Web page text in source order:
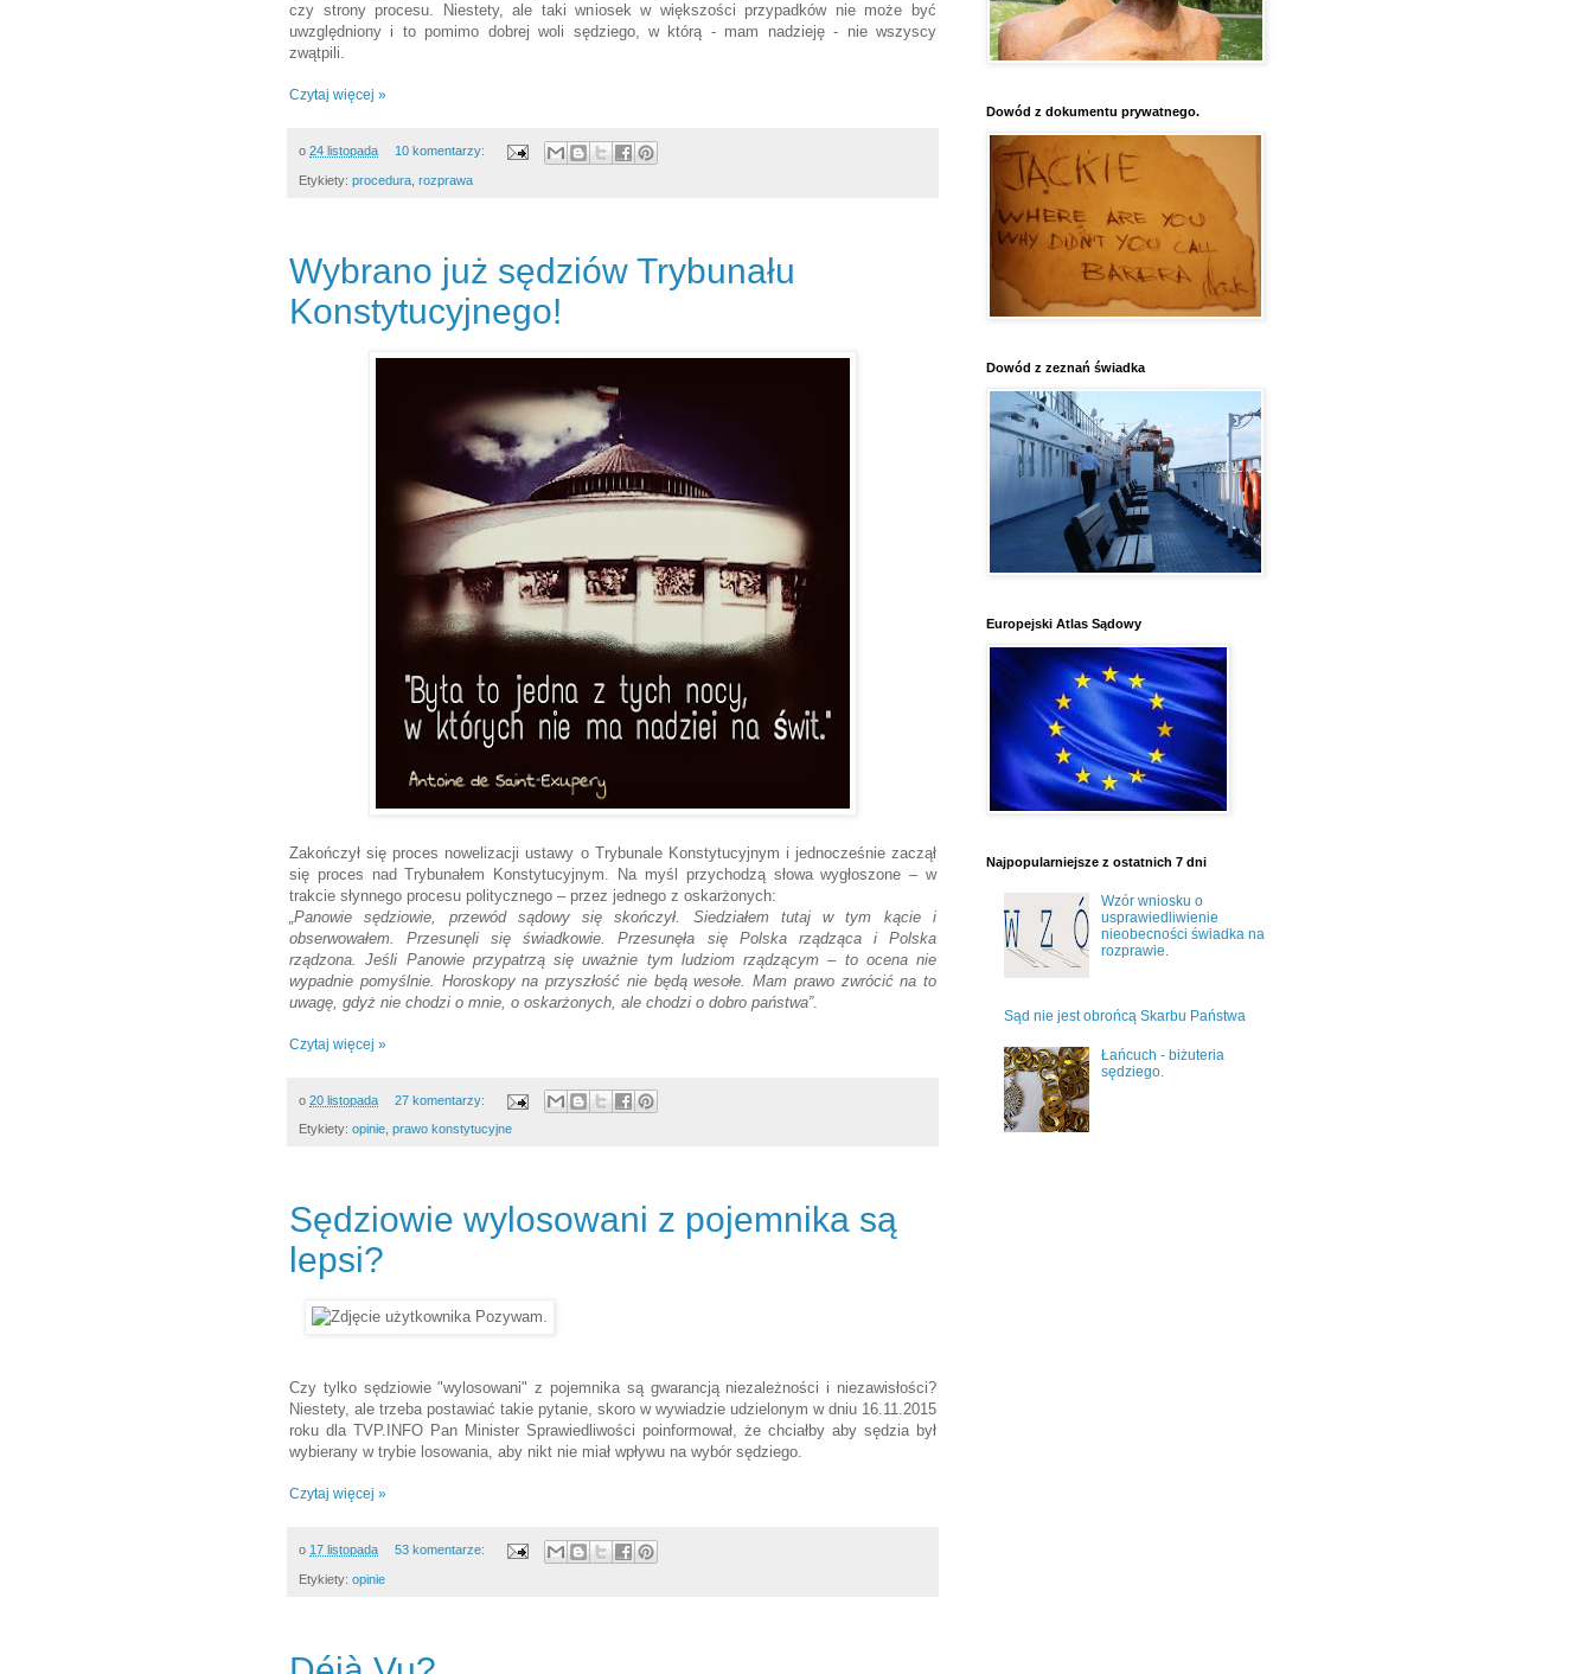
czy strony procesu. Niestety, ale taki wniosek w większości przypadków nie może być
uwzględniony i to pomimo dobrej woli sędziego, w którą - mam nadzieję - nie wszyscy
zwątpili.
Czytaj więcej »
o 24 listopada 10 komentarzy:
Etykiety: procedura rozprawa
Wybrano już sędziów Trybunału
Konstytucyjnego!
Zakończył się proces nowelizacji ustawy o Trybunale Konstytucyjnym i jednocześnie zaczął
się proces nad Trybunałem Konstytucyjnym. Na myśl przychodzą słowa wygłoszone – w
trakcie słynnego procesu politycznego – przez jednego z oskarżonych:
„Panowie sędziowie, przewód sądowy się skończył. Siedziałem tutaj w tym kącie i
obserwowałem. Przesunęli się świadkowie. Przesunęła się Polska rządząca i Polska
rządzona. Jeśli Panowie przypatrzą się uważnie tym ludziom rządzącym – to ocena nie
wypadnie pomyślnie. Horoskopy na przyszłość nie będą wesołe. Mam prawo zwrócić na to
uwagę, gdyż nie chodzi o mnie, o oskarżonych, ale chodzi o dobro państwa”.
Czytaj więcej »
o 20 listopada 27 komentarzy:
Etykiety: opinie prawo konstytucyjne
Sędziowie wylosowani z pojemnika są
lepsi?
Czy tylko sędziowie "wylosowani" z pojemnika są gwarancją niezależności i niezawisłości?
Niestety, ale trzeba postawiać takie pytanie, skoro w wywiadzie udzielonym w dniu 16.11.2015
roku dla TVP.INFO Pan Minister Sprawiedliwości poinformował, że chciałby aby sędzia był
wybierany w trybie losowania, aby nikt nie miał wpływu na wybór sędziego.
Czytaj więcej »
o 17 listopada 53 komentarze:
Etykiety: opinie
Dowód z dokumentu prywatnego.
Dowód z zeznań świadka
Europejski Atlas Sądowy
Najpopularniejsze z ostatnich 7 dni
Wzór wniosku o
usprawiedliwienie
nieobecności świadka na
rozprawie.
Sąd nie jest obrońcą Skarbu Państwa
Łańcuch - biżuteria
sędziego.